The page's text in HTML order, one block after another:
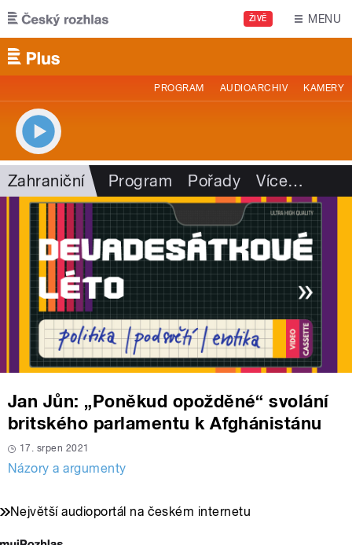
Přejít k hlavnímu obsahu
ŽIVĚ MENU
PROGRAM AUDIOARCHIV KAMERY
Zahraniční Program Pořady Více…
Jan Jůn: „Poněkud opožděné“ svolání
britského parlamentu k Afghánistánu
17. srpen 2021
Názory a argumenty
Největší audioportál na českém internetu